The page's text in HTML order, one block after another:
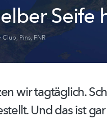
Seife
Club, Pins, FNR
wir tagtäglich.
Und das ist